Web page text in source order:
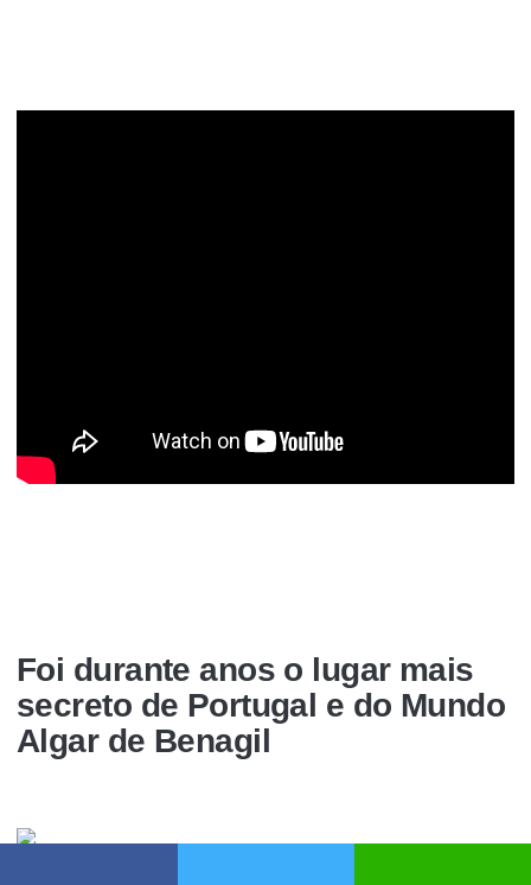
Foi durante anos o lugar mais
secreto de Portugal e do Mundo
Algar de Benagil